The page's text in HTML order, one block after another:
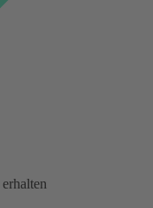
erhalten